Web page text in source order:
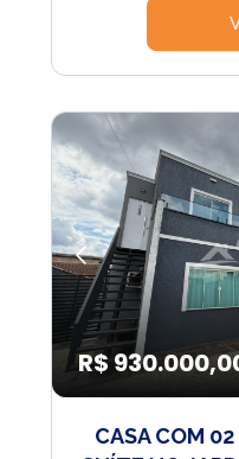
R$
CASA COM